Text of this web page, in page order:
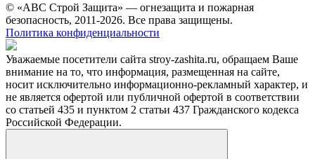
© «АВС Строй Защита» — огнезащита и пожарная
безопасность, 2011-2026. Все права защищены.
Политика конфиденциальности
Уважаемые посетители сайта stroy-zashita.ru, обращаем Ваше
внимание на то, что информация, размещенная на сайте,
носит исключительно информационно-рекламный характер, и
не является офертой или публичной офертой в соответствии
со статьей 435 и пунктом 2 статьи 437 Гражданского кодекса
Российской Федерации.